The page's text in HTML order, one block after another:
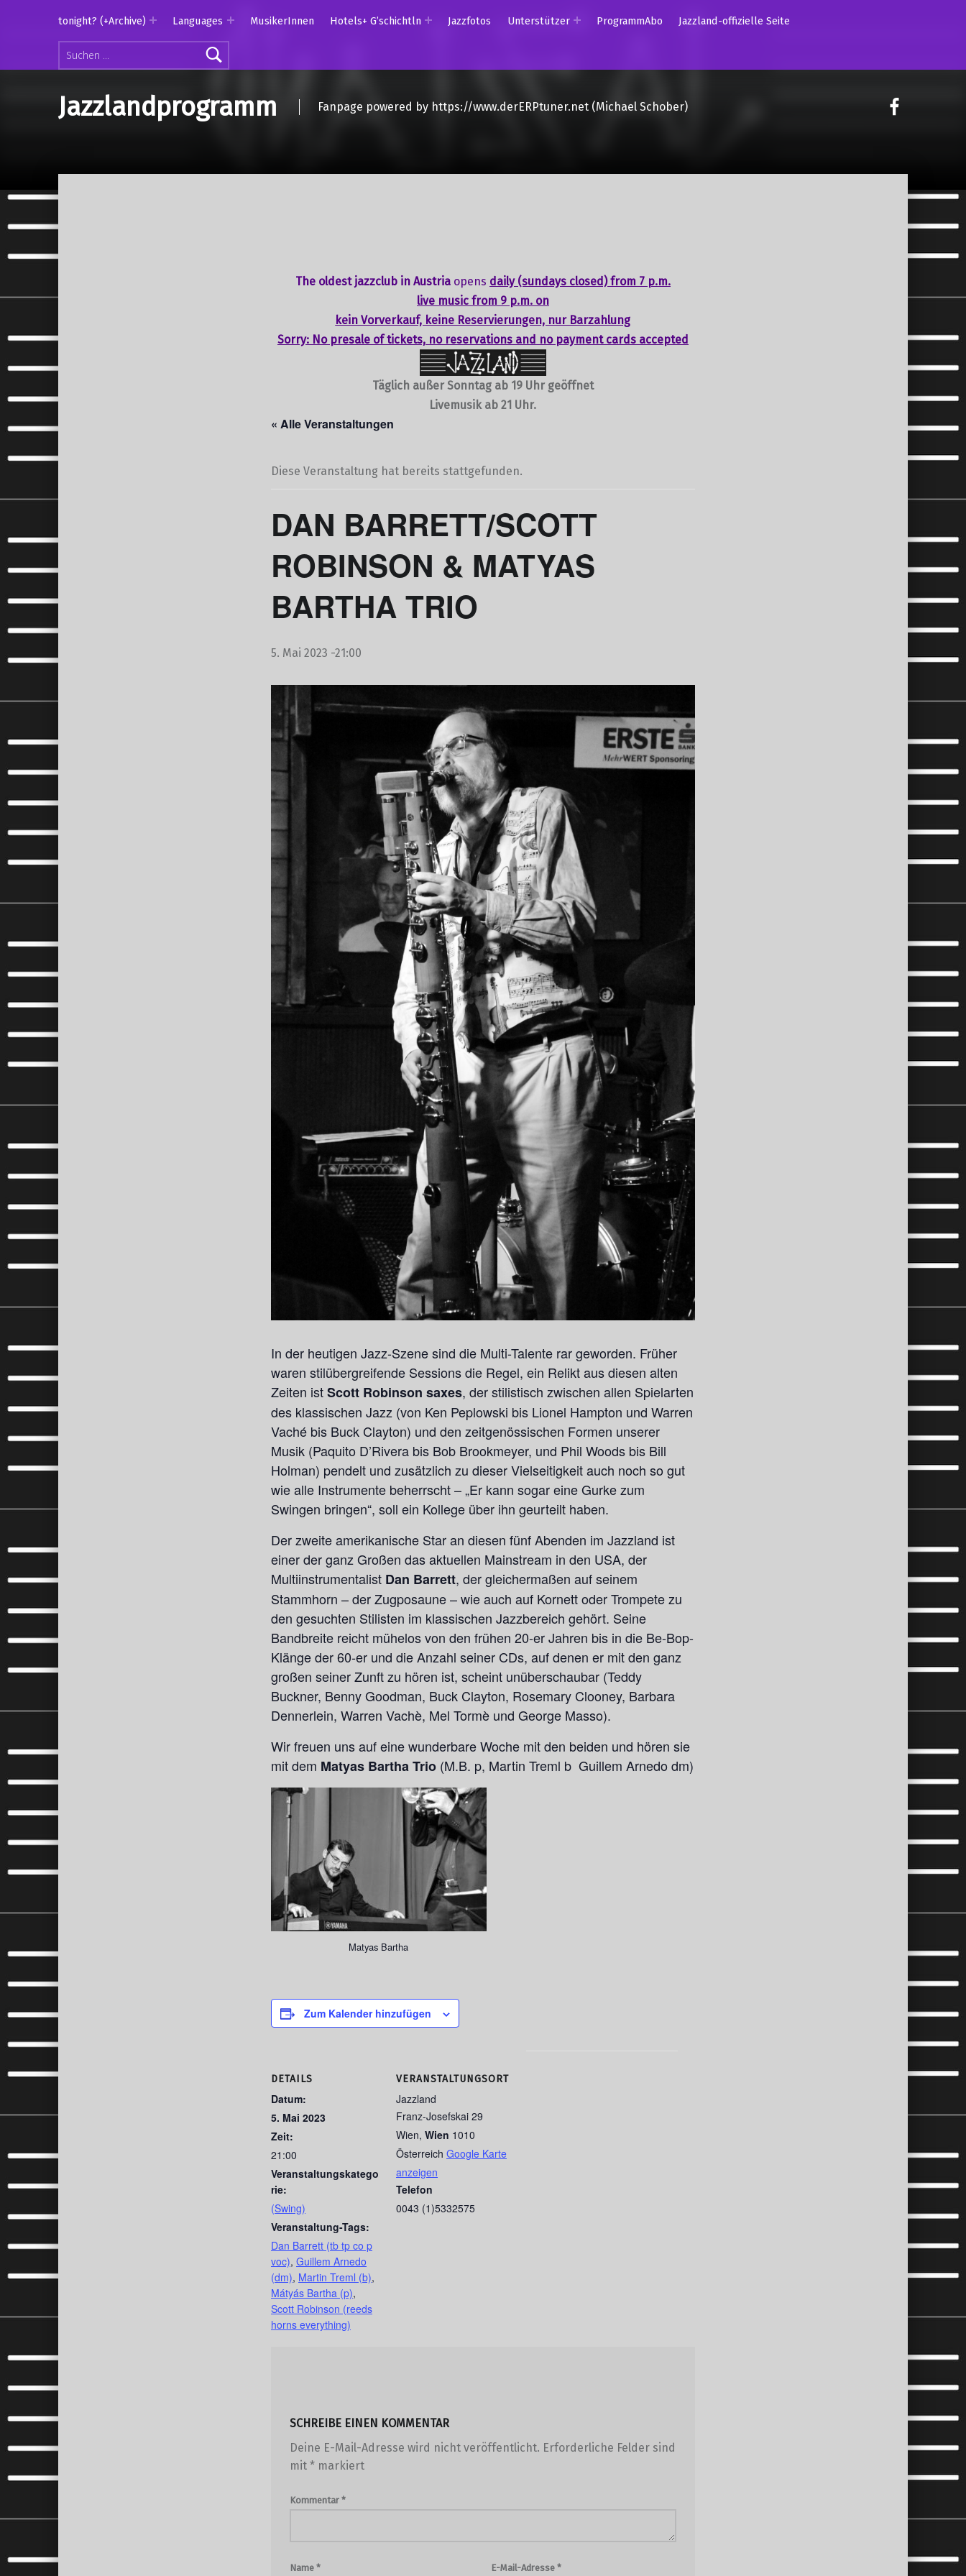
Suchen nach:
tonight? (+Archive) Languages MusikerInnen Hotels+ G’schichtln Jazzfotos Unterstützer ProgrammAbo Jazzland-offizielle Seite
Jazzlandprogramm Fanpage powered by https://www.derERPtuner.net (Michael Schober)
on
The oldest jazzclub in Austria opens daily (sundays closed) from 7 p.m.
live music from 9 p.m. on
kein Vorverkauf, keine Reservierungen, nur Barzahlung
Sorry: No presale of tickets, no reservations and no payment cards accepted
Täglich außer Sonntag ab 19 Uhr geöffnet
Livemusik ab 21 Uhr.
« Alle Veranstaltungen
Diese Veranstaltung hat bereits stattgefunden.
DAN BARRETT/SCOTT
ROBINSON & MATYAS
BARTHA TRIO
5. Mai 2023 -21:00
In der heutigen Jazz-Szene sind die Multi-Talente rar geworden. Früher
waren stilübergreifende Sessions die Regel, ein Relikt aus diesen alten
Zeiten istScott Robinson saxes, der stilistisch zwischen allen Spielarten
des klassischen Jazz (von Ken Peplowski bis Lionel Hampton und Warren
Vaché bis Buck Clayton) und den zeitgenössischen Formen unserer
Musik (Paquito D’Rivera bis Bob Brookmeyer, und Phil Woods bis Bill
Holman) pendelt und zusätzlich zu dieser Vielseitigkeit auch noch so gut
wie alle Instrumente beherrscht – „Er kann sogar eine Gurke zum
Swingen bringen“, soll ein Kollege über ihn geurteilt haben.
Der zweite amerikanische Star an diesen fünf Abenden im Jazzland ist
einer der ganz Großen das aktuellen Mainstream in den USA, der
Multiinstrumentalist Dan Barrett, der gleichermaßen auf seinem
Stammhorn – der Zugposaune – wie auch auf Kornett oder Trompete zu
den gesuchten Stilisten im klassischen Jazzbereich gehört. Seine
Bandbreite reicht mühelos von den frühen 20-er Jahren bis in die Be-Bop-
Klänge der 60-er und die Anzahl seiner CDs, auf denen er mit den ganz
großen seiner Zunft zu hören ist, scheint unüberschaubar (Teddy
Buckner, Benny Goodman, Buck Clayton, Rosemary Clooney, Barbara
Dennerlein, Warren Vachè, Mel Tormè und George Masso).
Wir freuen uns auf eine wunderbare Woche mit den beiden und hören sie
mit dem Matyas Bartha Trio(M.B. p, Martin Treml b Guillem Arnedo dm)
Matyas Bartha
Zum Kalender hinzufügen
DETAILS
Datum:
5. Mai 2023
Zeit:
21:00
Veranstaltungskatego
rie:
(Swing)
Veranstaltung-Tags:
Dan Barrett (tb tp co p
voc), Guillem Arnedo
(dm), Martin Treml (b),
Mátyás Bartha (p),
Scott Robinson (reeds
horns everything)
VERANSTALTUNGSORT
Jazzland
Franz-Josefskai 29
Wien, Wien 1010
Österreich Google Karte
anzeigen
Telefon
0043 (1)5332575
SCHREIBE EINEN KOMMENTAR
Deine E-Mail-Adresse wird nicht veröffentlicht. Erforderliche Felder sind
mit *markiert
Kommentar *
Name * E-Mail-Adresse *